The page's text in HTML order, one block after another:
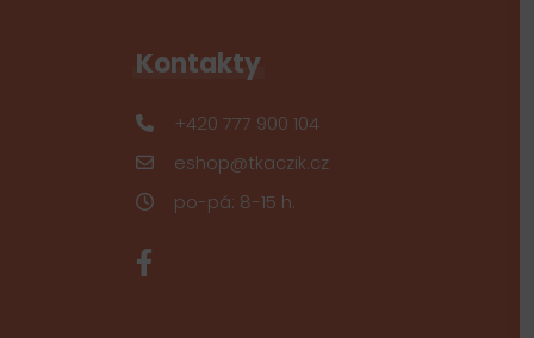
Kontakty
+420 777 900 104
eshop@tkaczik.cz
po-pá: 8-15 h.